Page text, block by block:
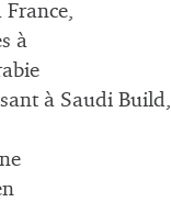
France,
à
à Saudi Build,